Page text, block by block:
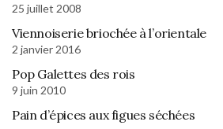
25 juillet 2008
Viennoiserie briochée à l’orientale
2 janvier 2016
Pop Galettes des rois
9 juin 2010
Pain d’épices aux figues séchées